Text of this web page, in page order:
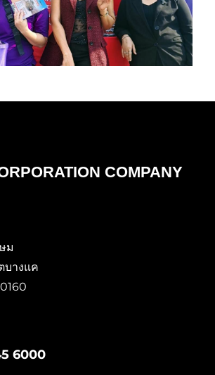
COMPANY
ม
บางแค
6000